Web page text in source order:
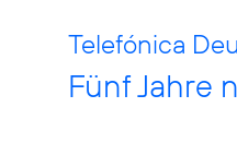
Telefónica
Fünf Jahre